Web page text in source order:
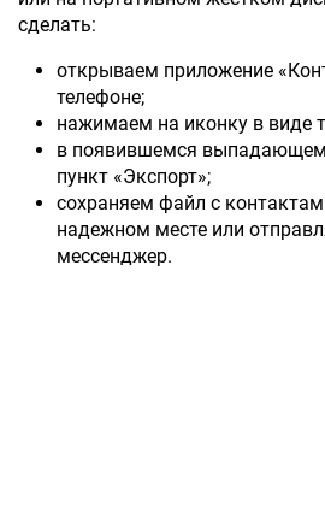
сделать:
открываем приложение
телефоне;
нажимаем на иконку в виде
в появившемся
пункт «Экспорт»;
сохраняем файл с
надежном месте или
мессенджер.